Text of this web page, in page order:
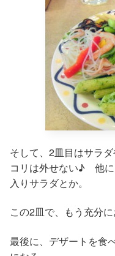
そして、2皿目はサラ
コリは外せない♪ 他に
入りサラダとか。
この2皿で、もう充分に
最後に、デザートを食